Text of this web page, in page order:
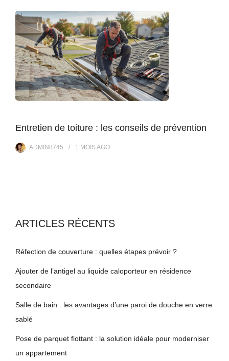
Entretien de toiture : les conseils de prévention
ADMIN8745 1 MOISAGO
ARTICLES RÉCENTS
Réfection de couverture : quelles étapes prévoir ?
Ajouter de l’antigel au liquide caloporteur en résidence
secondaire
Salle de bain : les avantages d’une paroi de douche en verre
sablé
Pose de parquet flottant : la solution idéale pour moderniser
un appartement